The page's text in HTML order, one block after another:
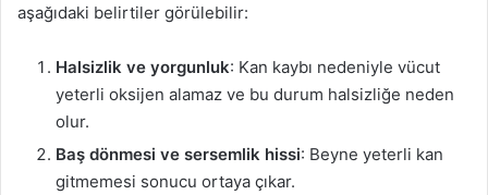
aşağıdaki belirtiler görülebilir:
Halsizlik ve yorgunluk: Kan kaybı nedeniyle vücut
yeterli oksijen alamaz ve bu durum halsizliğe neden
olur.
Baş dönmesi ve sersemlik hissi: Beyne yeterli kan
gitmemesi sonucu ortaya çıkar.